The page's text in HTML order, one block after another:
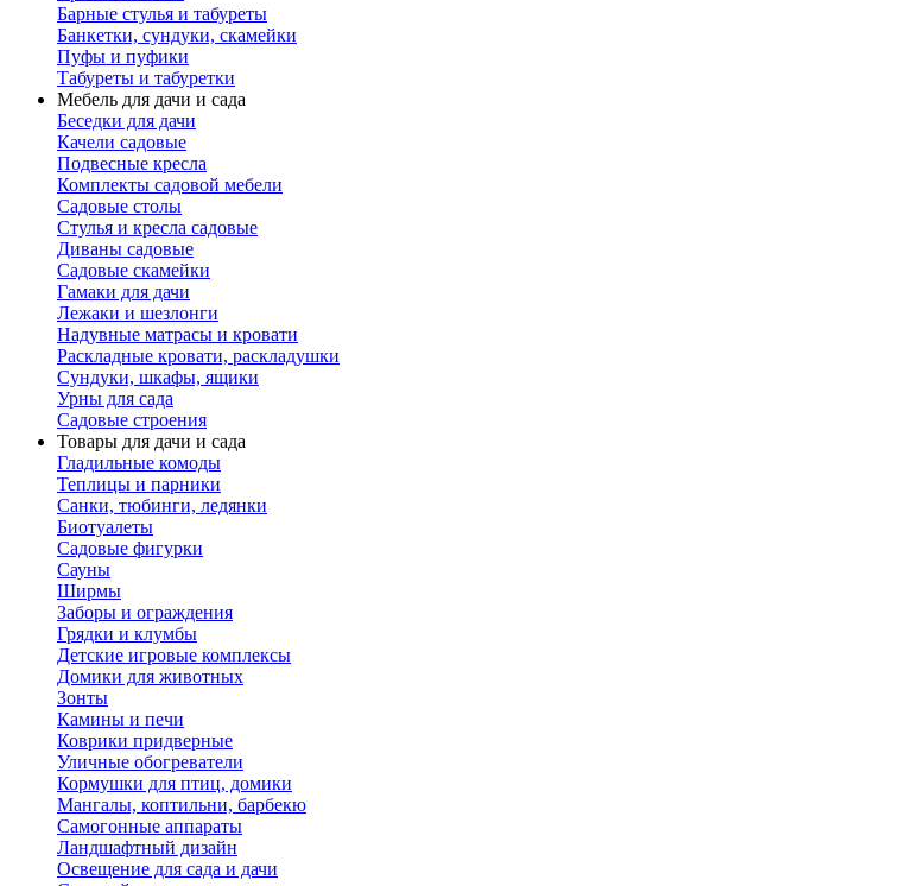
Барные стулья и табуреты
Банкетки, сундуки, скамейки
Пуфы и пуфики
Табуреты и табуретки
Мебель для дачи и сада
Беседки для дачи
Качели садовые
Подвесные кресла
Комплекты садовой мебели
Садовые столы
Стулья и кресла садовые
Диваны садовые
Садовые скамейки
Гамаки для дачи
Лежаки и шезлонги
Надувные матрасы и кровати
Раскладные кровати, раскладушки
Сундуки, шкафы, ящики
Урны для сада
Садовые строения
Товары для дачи и сада
Гладильные комоды
Теплицы и парники
Санки, тюбинги, ледянки
Биотуалеты
Садовые фигурки
Сауны
Ширмы
Заборы и ограждения
Грядки и клумбы
Детские игровые комплексы
Домики для животных
Зонты
Камины и печи
Коврики придверные
Уличные обогреватели
Кормушки для птиц, домики
Мангалы, коптильни, барбекю
Самогонные аппараты
Ландшафтный дизайн
Освещение для сада и дачи